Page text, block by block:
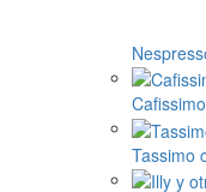
Tassimo